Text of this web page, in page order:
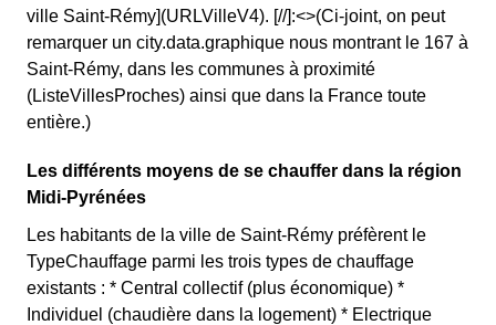
ville Saint-Rémy](URLVilleV4). [//]:<>(Ci-joint, on peut
remarquer un city.data.graphique nous montrant le 167 à
Saint-Rémy, dans les communes à proximité
(ListeVillesProches) ainsi que dans la France toute
entière.)
Les différents moyens de se chauffer dans la région
Midi-Pyrénées
Les habitants de la ville de Saint-Rémy préfèrent le
TypeChauffage parmi les trois types de chauffage
existants : * Central collectif (plus économique) *
Individuel (chaudière dans la logement) * Electrique